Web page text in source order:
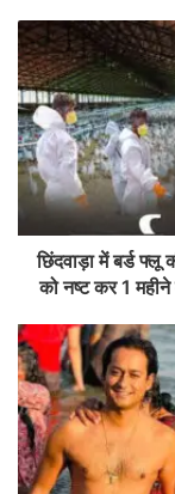
छिंदवाड़ा में बर्ड फ्लू
को नष्ट कर 1